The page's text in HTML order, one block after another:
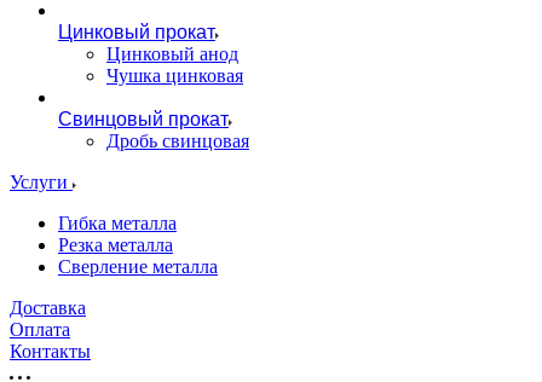
Цинковый прокат
Цинковый анод
Чушка цинковая
Свинцовый прокат
Дробь свинцовая
Услуги
Гибка металла
Резка металла
Сверление металла
Доставка
Оплата
Контакты